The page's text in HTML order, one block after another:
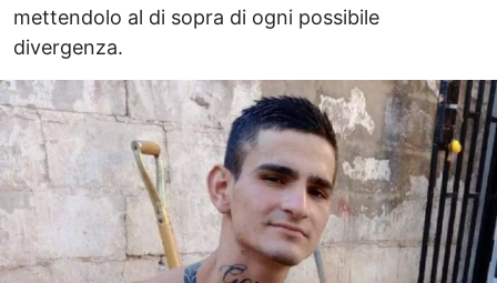
mettendolo al di sopra di ogni possibile
divergenza.